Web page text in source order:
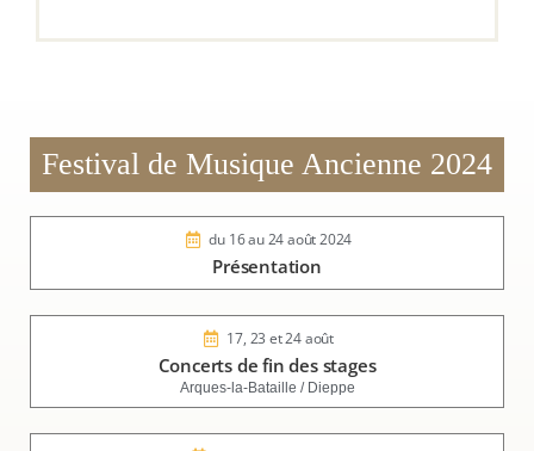
Festival de Musique Ancienne 2024
du 16 au 24 août 2024
Présentation
17, 23 et 24 août
Concerts de fin des stages
Arques-la-Bataille / Dieppe